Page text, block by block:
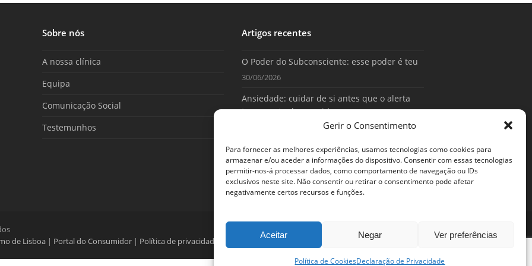
Gerir o Consentimento
Para fornecer as melhores experiências, usamos tecnologias como cookies para
armazenar e/ou aceder a informações do dispositivo. Consentir com essas tecnologias
permitir-nos-á processar dados, como comportamento de navegação ou IDs
exclusivos neste site. Não consentir ou retirar o consentimento pode afetar
negativamente certos recursos e funções.
Aceitar Negar Ver preferências
Política de CookiesDeclaração de Privacidade
Sobre nós
A nossa clínica
Equipa
Comunicação Social
Testemunhos
Artigos recentes
O Poder do Subconsciente: esse poder é teu
30/06/2026
Ansiedade: cuidar de si antes que o alerta
tome conta da sua vida
de Lisboa | Portal do Consumidor | Política de privacidade